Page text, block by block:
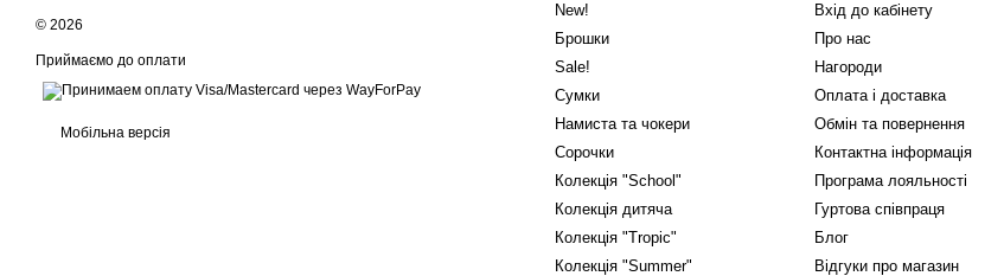
© 2026
Приймаємо до оплати
Мобільна версія
New!
Брошки
Sale!
Сумки
Намиста та чокери
Сорочки
Колекція "School"
Колекція дитяча
Колекція "Tropic"
Колекція "Summer"
Вхід до кабінету
Про нас
Нагороди
Оплата і доставка
Обмін та повернення
Контактна інформація
Програма лояльності
Гуртова співпраця
Блог
Відгуки про магазин